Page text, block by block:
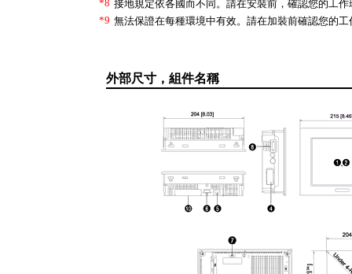
*8 接地規定依各國而不同。請在安裝前，確認您的工作
*9 無法保證在每種環境中有效。請在加裝前確認您的工
外部尺寸，組件名稱